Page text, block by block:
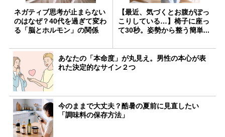
ネガティブ思考が止まらない
のはなぜ？40代を過ぎて変わ
る「脳とホルモン」の関係
【最近、気づくとお腹がぽっ
こりしている…】椅子に座っ
て30秒。姿勢から整う簡単...
あなたの「本命度」が丸見え。男性の本心が表
れた決定的なサイン２つ
今のままで大丈夫？酷暑の夏前に見直したい
「調味料の保存方法」